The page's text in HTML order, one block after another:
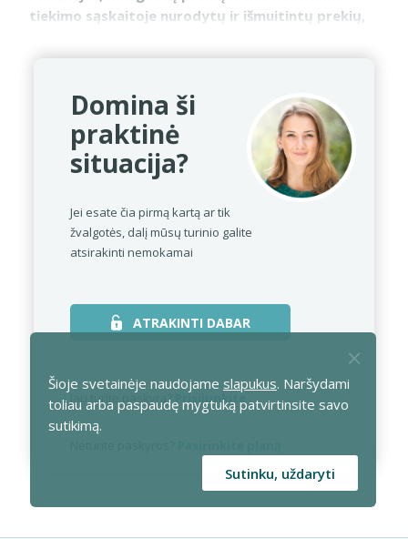
tiekimo sąskaitoje nurodytų ir išmuitintų prekių,
Domina ši
praktinė
situacija?
Jei esate čia pirmą kartą ar tik
žvalgotės, dalį mūsų turinio galite
atsirakinti nemokamai
ATRAKINTI DABAR
Jau turite paskyrą? Prisijunkite
Šioje svetainėje naudojame slapukus. Naršydami
toliau arba paspaudę mygtuką patvirtinsite savo
sutikimą.
Sutinku, uždaryti